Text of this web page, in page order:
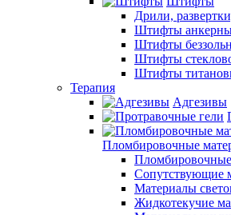
Дрили,
Штифты
Штифты
Штифты
Штифты
Терапия
Адгезивы
Пломбировочные
Сопутствующие
Материалы
Жидкотекучие